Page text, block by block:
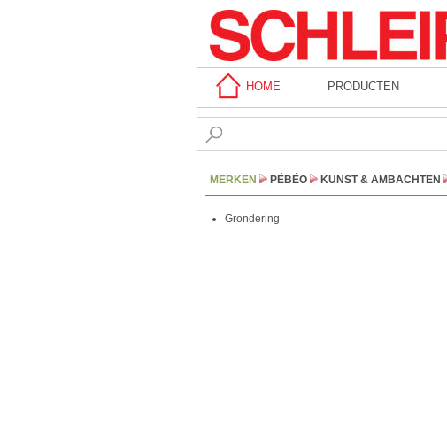
HOME PRODUCTEN
MERKEN PÉBÉO KUNST & AMBACHTEN
Grondering